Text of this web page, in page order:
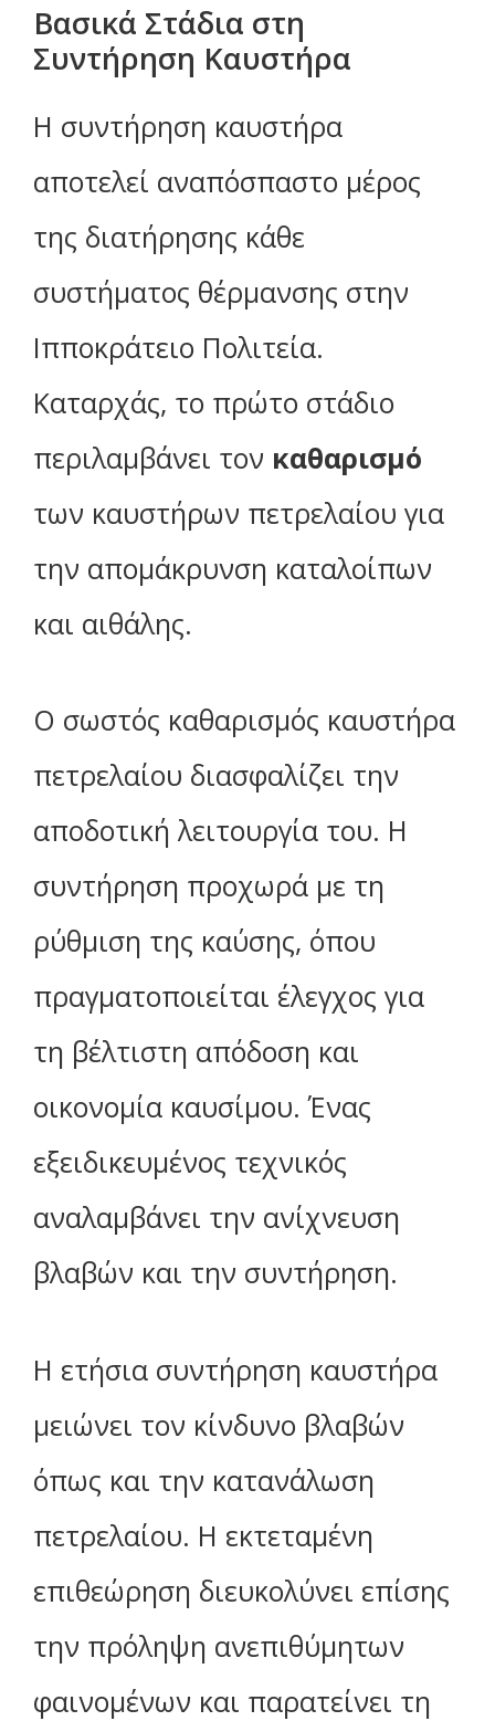
Βασικά Στάδια στη
Συντήρηση Καυστήρα
Η συντήρηση καυστήρα
αποτελεί αναπόσπαστο μέρος
της διατήρησης κάθε
συστήματος θέρμανσης στην
Ιπποκράτειο Πολιτεία.
Καταρχάς, το πρώτο στάδιο
περιλαμβάνει τον καθαρισμό
των καυστήρων πετρελαίου για
την απομάκρυνση καταλοίπων
και αιθάλης.
Ο σωστός καθαρισμός καυστήρα
πετρελαίου διασφαλίζει την
αποδοτική λειτουργία του. Η
συντήρηση προχωρά με τη
ρύθμιση της καύσης, όπου
πραγματοποιείται έλεγχος για
τη βέλτιστη απόδοση και
οικονομία καυσίμου. Ένας
εξειδικευμένος τεχνικός
αναλαμβάνει την ανίχνευση
βλαβών και την συντήρηση.
Η ετήσια συντήρηση καυστήρα
μειώνει τον κίνδυνο βλαβών
όπως και την κατανάλωση
πετρελαίου. Η εκτεταμένη
επιθεώρηση διευκολύνει επίσης
την πρόληψη ανεπιθύμητων
φαινομένων και παρατείνει τη